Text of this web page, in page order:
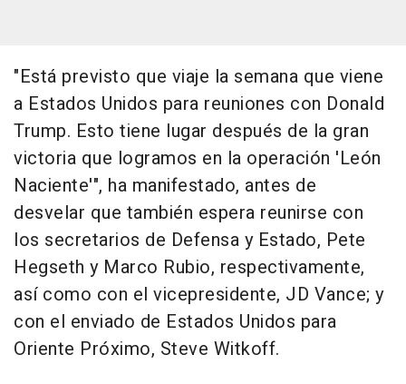
"Está previsto que viaje la semana que viene
a Estados Unidos para reuniones con Donald
Trump. Esto tiene lugar después de la gran
victoria que logramos en la operación 'León
Naciente'", ha manifestado, antes de
desvelar que también espera reunirse con
los secretarios de Defensa y Estado, Pete
Hegseth y Marco Rubio, respectivamente,
así como con el vicepresidente, JD Vance; y
con el enviado de Estados Unidos para
Oriente Próximo, Steve Witkoff.